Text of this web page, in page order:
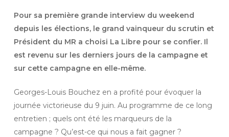
Pour sa première grande interview du weekend
depuis les élections, le grand vainqueur du scrutin et
Président du MR a choisi La Libre pour se confier. Il
est revenu sur les derniers jours de la campagne et
sur cette campagne en elle-même.
Georges-Louis Bouchez en a profité pour évoquer la
journée victorieuse du 9 juin. Au programme de ce long
entretien ; quels ont été les marqueurs de la
campagne ? Qu’est-ce qui nous a fait gagner ?